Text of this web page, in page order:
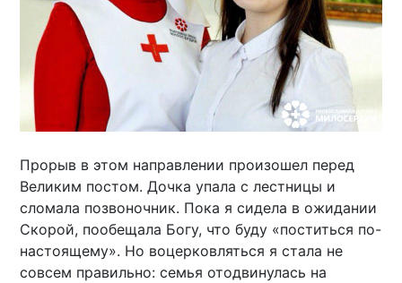
Прорыв в этом направлении произошел перед
Великим постом. Дочка упала с лестницы и
сломала позвоночник. Пока я сидела в ожидании
Скорой, пообещала Богу, что буду «поститься по-
настоящему». Но воцерковляться я стала не
совсем правильно: семья отодвинулась на